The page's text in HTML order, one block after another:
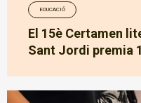
EDUCACIÓ
El 15è Certamen
Sant Jordi premia